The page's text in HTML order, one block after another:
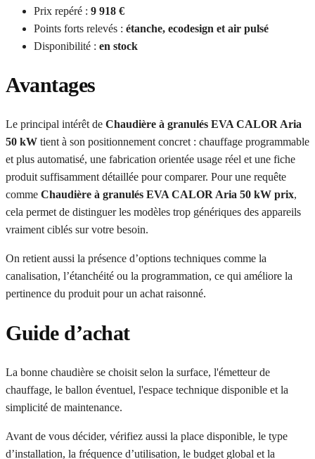
Prix repéré : 9 918 €
Points forts relevés : étanche, ecodesign et air pulsé
Disponibilité : en stock
Avantages
Le principal intérêt de Chaudière à granulés EVA CALOR Aria
50 kW tient à son positionnement concret : chauffage programmable
et plus automatisé, une fabrication orientée usage réel et une fiche
produit suffisamment détaillée pour comparer. Pour une requête
comme Chaudière à granulés EVA CALOR Aria 50 kW prix,
cela permet de distinguer les modèles trop génériques des appareils
vraiment ciblés sur votre besoin.
On retient aussi la présence d’options techniques comme la
canalisation, l’étanchéité ou la programmation, ce qui améliore la
pertinence du produit pour un achat raisonné.
Guide d’achat
La bonne chaudière se choisit selon la surface, l'émetteur de
chauffage, le ballon éventuel, l'espace technique disponible et la
simplicité de maintenance.
Avant de vous décider, vérifiez aussi la place disponible, le type
d’installation, la fréquence d’utilisation, le budget global et la